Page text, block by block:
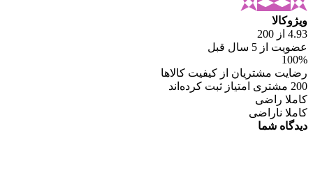
ویژوکالا
4.93 از 200
عضویت از 5 سال قبل
100%
رضایت مشتریان از کیفیت کالاها
200 مشتری امتیاز ثبت کرده‌اند
کاملا راضی
کاملا ناراضی
دیدگاه شما